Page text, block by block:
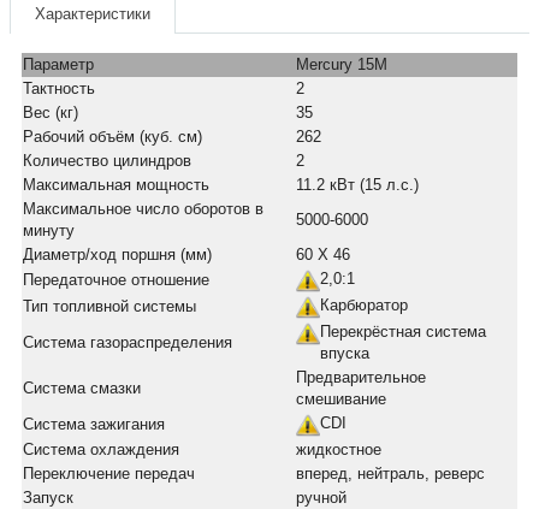
Характеристики
Параметр
Mercury 15M
Тактность
2
Вес (кг)
35
Рабочий объём (куб. см)
262
Количество цилиндров
2
Максимальная мощность
11.2 кВт (15 л.с.)
Максимальное число оборотов в
минуту
5000-6000
Диаметр/ход поршня (мм)
60 Х 46
Передаточное отношение
2,0:1
Тип топливной системы
Карбюратор
Система газораспределения
Перекрёстная система
впуска
Система смазки
Предварительное
смешивание
Система зажигания
CDI
Система охлаждения
жидкостное
Переключение передач
вперед, нейтраль, реверс
Запуск
ручной